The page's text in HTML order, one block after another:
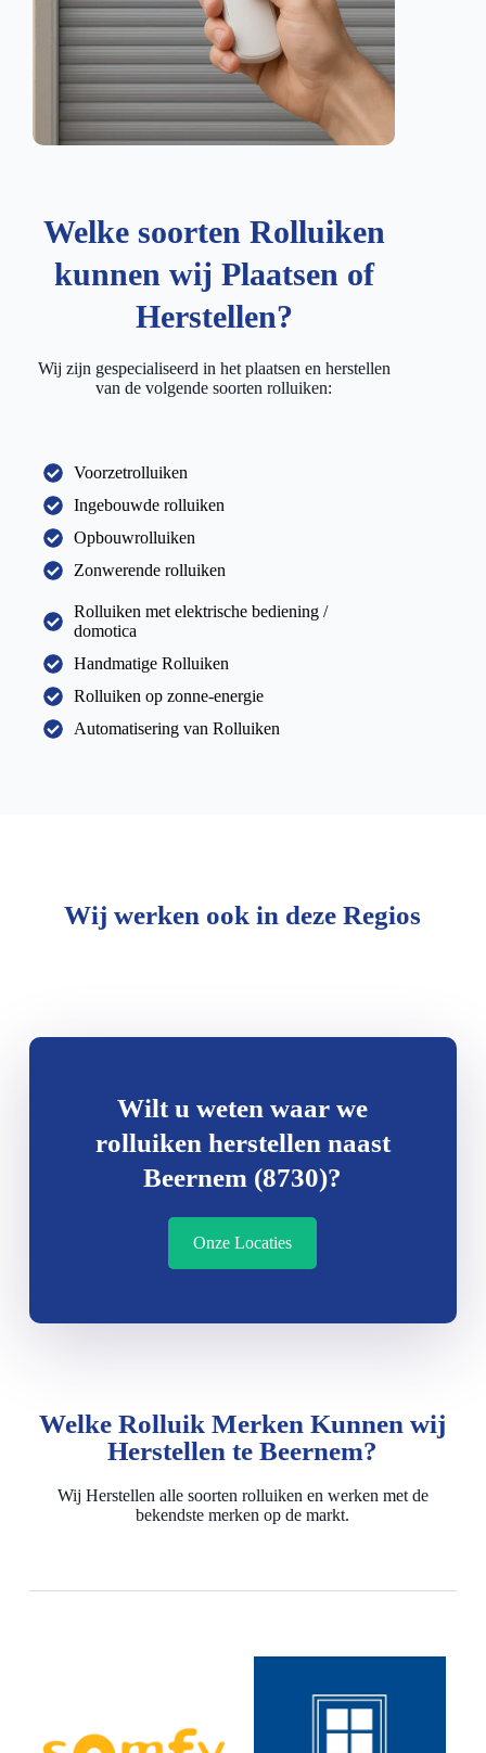
Welke soorten Rolluiken
kunnen wij Plaatsen of
Herstellen?
Wij zijn gespecialiseerd in het plaatsen en herstellen
van de volgende soorten rolluiken:
Voorzetrolluiken
Ingebouwde rolluiken
Opbouwrolluiken
Zonwerende rolluiken
Rolluiken met elektrische bediening /
domotica
Handmatige Rolluiken
Rolluiken op zonne-energie
Automatisering van Rolluiken
Wij werken ook in deze Regios
Wilt u weten waar we
rolluiken herstellen naast
Beernem (8730)?
Onze Locaties
Welke Rolluik Merken Kunnen wij
Herstellen te Beernem?
Wij Herstellen alle soorten rolluiken en werken met de
bekendste merken op de markt.